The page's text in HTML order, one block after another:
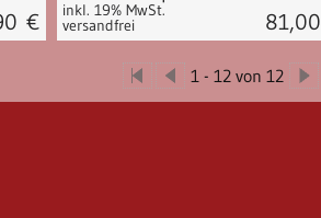
€ inkl. 19% MwSt.
versandfrei 81,00
1 - 12 von 12